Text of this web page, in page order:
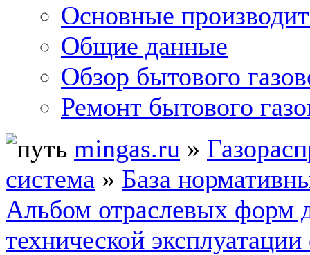
Основные
Общие данные
Обзор бытового
Ремонт бытового
mingas.ru »
система » База
Альбом отраслевых форм
технической эксплуатации